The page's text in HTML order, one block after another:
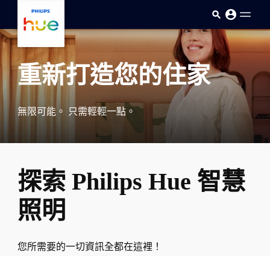
重新打造您的住家
無限可能。 只需輕輕一點。
探索 Philips Hue 智慧
照明
您所需要的一切資訊全都在這裡！